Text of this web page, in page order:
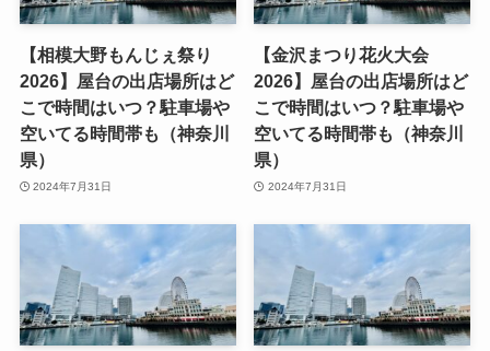
【相模大野もんじぇ祭り
2026】屋台の出店場所はど
こで時間はいつ？駐車場や
空いてる時間帯も（神奈川
県）
2024年7月31日
【金沢まつり花火大会
2026】屋台の出店場所はど
こで時間はいつ？駐車場や
空いてる時間帯も（神奈川
県）
2024年7月31日